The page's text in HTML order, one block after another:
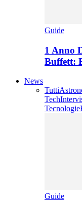
Guide
1 Anno
Buffett:
News
Tutti
Tech
Tecnologie
Guide